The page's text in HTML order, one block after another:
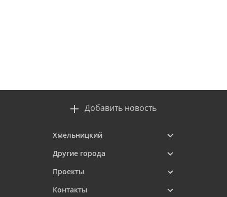
Добавить новость
Хмельницкий
Другие города
Проекты
Контакты